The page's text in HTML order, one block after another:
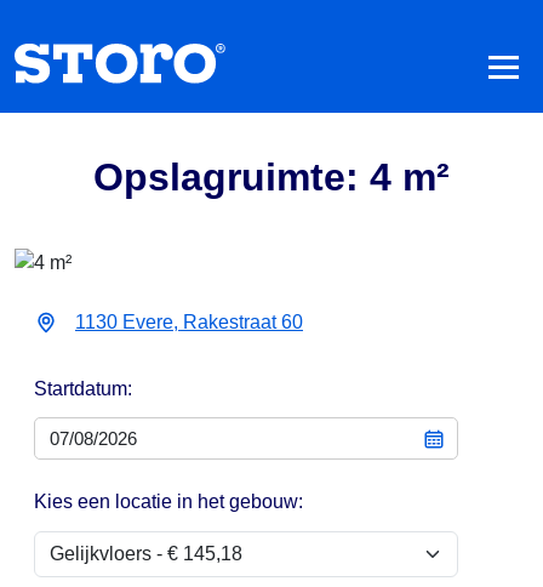
Opslagruimte: 4 m²
1130 Evere, Rakestraat 60
Startdatum:
Kies een locatie in het gebouw: